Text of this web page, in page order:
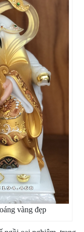
vàng đẹp